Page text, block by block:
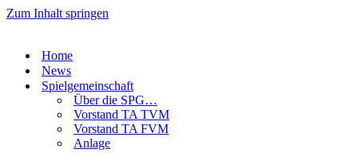
Zum Inhalt springen
Home
News
Spielgemeinschaft
Über die SPG…
Vorstand TA TVM
Vorstand TA FVM
Anlage